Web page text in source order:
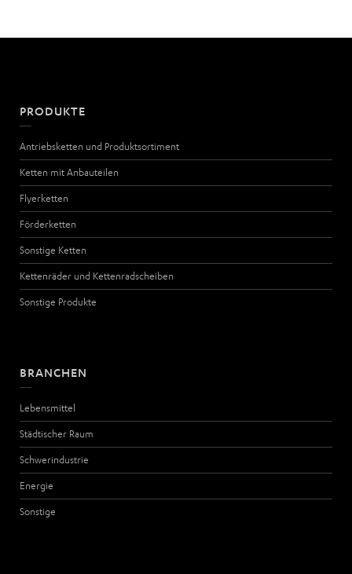
PRODUKTE
Antriebsketten und Produktsortiment
Ketten mit Anbauteilen
Flyerketten
Förderketten
Sonstige Ketten
Kettenräder und Kettenradscheiben
Sonstige Produkte
BRANCHEN
Lebensmittel
Städtischer Raum
Schwerindustrie
Energie
Sonstige